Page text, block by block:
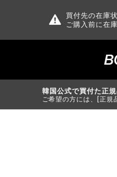
買付先の在庫
ご購入前に在
韓国公式で買付た正
ご希望の方には、[正規